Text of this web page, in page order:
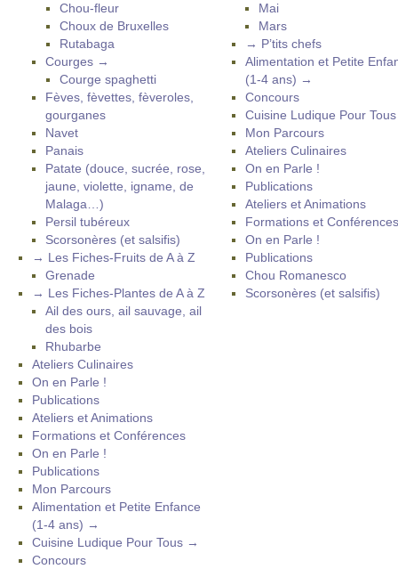
Chou-fleur
Choux de Bruxelles
Rutabaga
Courges →
Courge spaghetti
Fèves, fèvettes, fèveroles,
gourganes
Navet
Panais
Patate (douce, sucrée, rose,
jaune, violette, igname, de
Malaga…)
Persil tubéreux
Scorsonères (et salsifis)
→ Les Fiches-Fruits de A à Z
Grenade
→ Les Fiches-Plantes de A à Z
Ail des ours, ail sauvage, ail
des bois
Rhubarbe
Ateliers Culinaires
On en Parle !
Publications
Ateliers et Animations
Formations et Conférences
On en Parle !
Publications
Mon Parcours
Alimentation et Petite Enfance
(1-4 ans) →
Cuisine Ludique Pour Tous →
Concours
Mai
Mars
→ P’tits chefs
Alimentation et Petite
(1-4 ans) →
Concours
Cuisine Ludique Pour
Mon Parcours
Ateliers Culinaires
On en Parle !
Publications
Ateliers et Animations
Formations et Conférences
On en Parle !
Publications
Chou Romanesco
Scorsonères (et salsifis)